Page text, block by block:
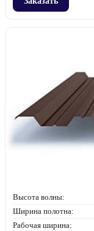
Высота волны:
Ширина полотна:
Рабочая ширина: